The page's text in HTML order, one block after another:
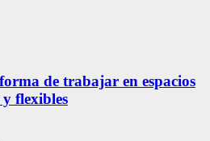
de trabajar en espacios
flexibles